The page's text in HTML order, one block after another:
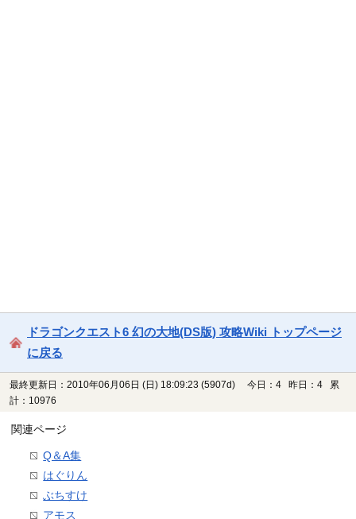
ドラゴンクエスト6 幻の大地(DS版) 攻略Wiki トップページ
に戻る
最終更新日：2010年06月06日 (日) 18:09:23 (5907d)
今日：4 昨日：4 累
計：10976
関連ページ
Q＆A集
はぐりん
ぶちすけ
アモス